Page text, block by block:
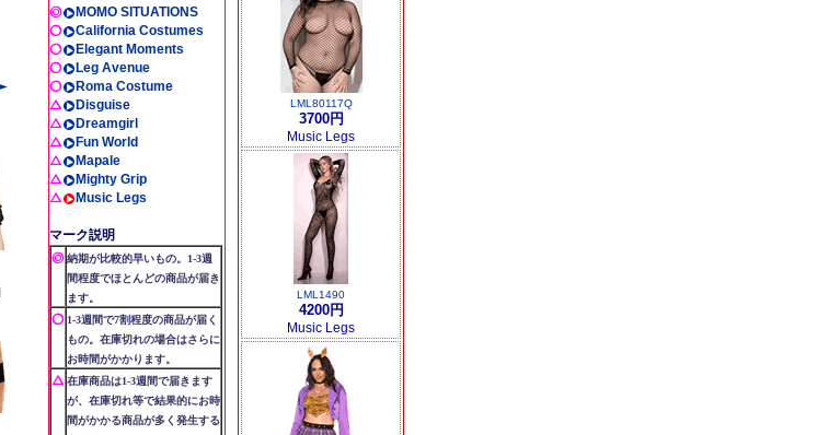
MOMO SITUATIONS
California Costumes
Elegant Moments
Leg Avenue
Roma Costume
Disguise
Dreamgirl
Fun World
Mapale
Mighty Grip
Music Legs
マーク説明
納期が比較的早いもの。1-3週
間程度でほとんどの商品が届き
ます。
1-3週間で7割程度の商品が届く
もの。在庫切れの場合はさらに
お時間がかかります。
在庫商品は1-3週間で届きます
が、在庫切れ等で結果的にお時
間がかかる商品が多く発生する
LML80117Q
3700円
Music Legs
LML1490
4200円
Music Legs